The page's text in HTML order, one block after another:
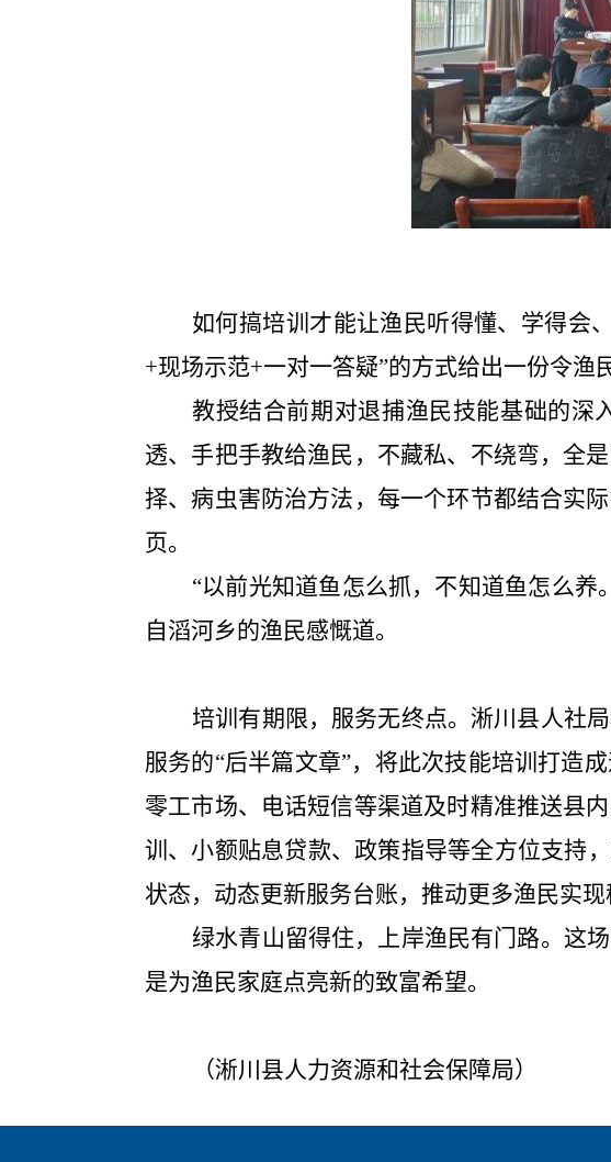
如何搞培训 才能让渔民听得懂、学得会
+现场示范+一对一答疑”的方式给出一份令渔
教授结合前期对退捕渔民技能基础的深
透、手把手教给渔民，不藏私、不绕弯，全是
择、病虫害防治方法 ，每一个环节都结合实
页。
“以前光知道鱼怎么抓，不知道鱼怎么养
自滔河乡的渔民感慨道。
培训 有期限，服务无终点。淅川 县人社
服务的“后半篇文章”，将此次技能培训打造
零工市场、电话短信等渠道及时精准推送县
训、小额贴息贷款、政策指导等全方位支持，
状态，动态更新服务台账，推动更多渔民实
绿水青山留得住，上岸渔民有门路。这
是为渔民家庭点亮新的致富希望。
（淅川县人力资源和社会保障局）